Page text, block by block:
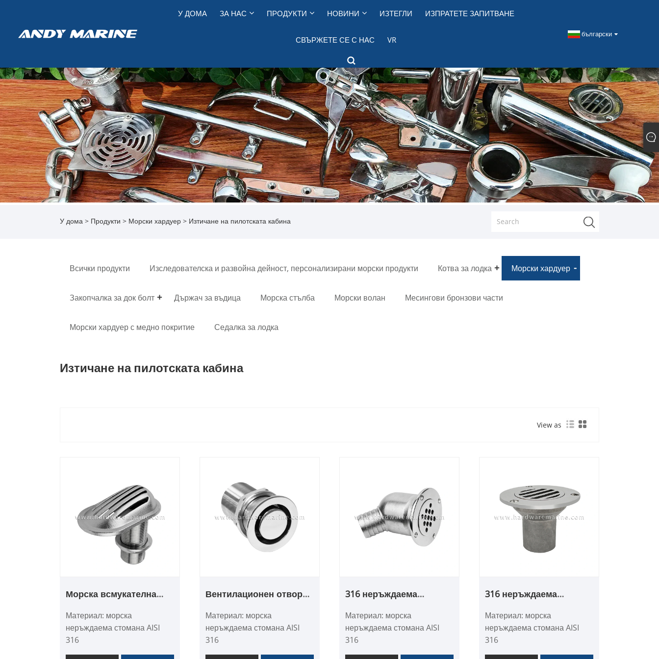
У ДОМА ЗА НАС ПРОДУКТИ НОВИНИ ИЗТЕГЛИ ИЗПРАТЕТЕ ЗАПИТВАНЕ
СВЪРЖЕТЕ СЕ С НАС VR
български
У дома > Продукти > Морски хардуер > Изтичане на пилотската кабина
Всички продукти Изследователска и развойна дейност, персонализирани морски продукти Котва за лодка Морски хардуер
Закопчалка за док болт Държач за въдица Морска стълба Морски волан Месингови бронзови части
Морски хардуер с медно покритие Седалка за лодка
Изтичане на пилотската кабина
View as
Морска всмукателна
стомана 316
Материал: морска
неръждаема стомана AISI
316
Повърхност: Огледално
Вентилационен отвор
неръждаема стомана
316
Материал: морска
неръждаема стомана AISI
316
Повърхност: Огледално
316 неръждаема
морска палуба с топка
Материал: морска
неръждаема стомана AISI
316
Повърхност: Огледално
316 неръждаема
дренажна чаша за
морска палуба
Материал: морска
неръждаема стомана AISI
316
Повърхност: Огледално